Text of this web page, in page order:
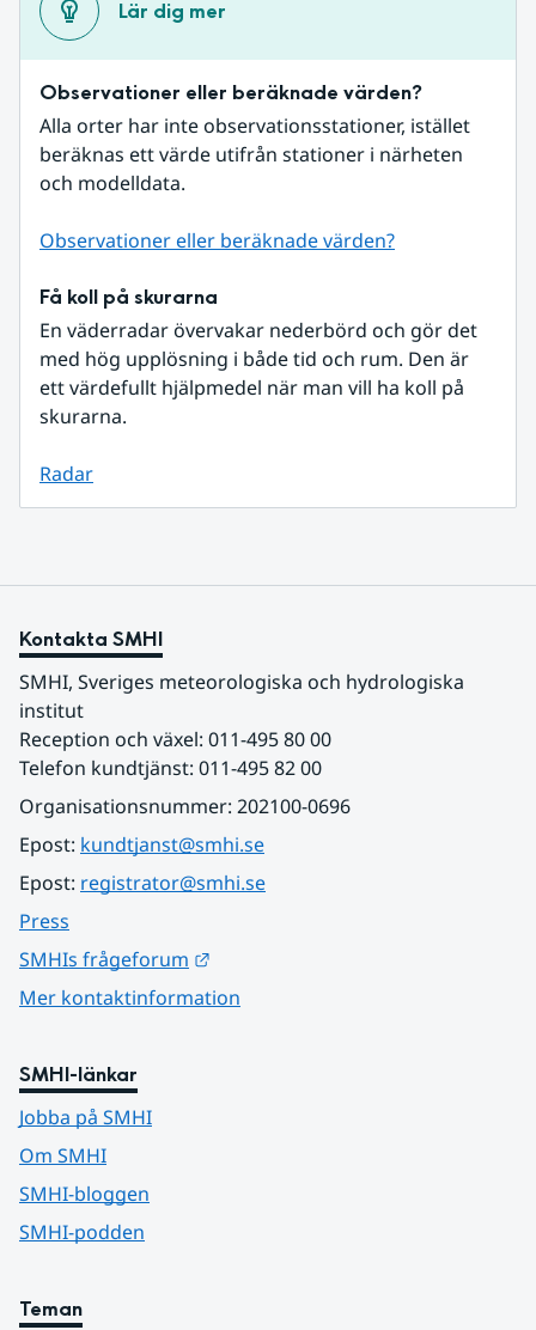
Lär dig mer
Observationer eller beräknade värden?
Alla orter har inte observationsstationer, istället
beräknas ett värde utifrån stationer i närheten
och modelldata.
Observationer eller beräknade värden?
Få koll på skurarna
En väderradar övervakar nederbörd och gör det
med hög upplösning i både tid och rum. Den är
ett värdefullt hjälpmedel när man vill ha koll på
skurarna.
Radar
Kontakta SMHI
SMHI, Sveriges meteorologiska och hydrologiska
institut
Reception och växel: 011-495 80 00
Telefon kundtjänst: 011-495 82 00
Organisationsnummer: 202100-0696
Epost: kundtjanst@smhi.se
Epost: registrator@smhi.se
Press
SMHIs frågeforum
Mer kontaktinformation
SMHI-länkar
Jobba på SMHI
Om SMHI
SMHI-bloggen
SMHI-podden
Teman